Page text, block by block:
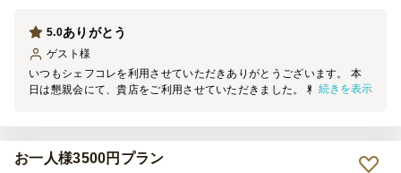
ありがとう
5.0
ゲスト 様
いつもシェフコレを利用させていただきありがとうございます。 本
日は懇親会にて、貴店をご利用させていただきました。 料理の見た
続きを表示
お一人様3500円プラン